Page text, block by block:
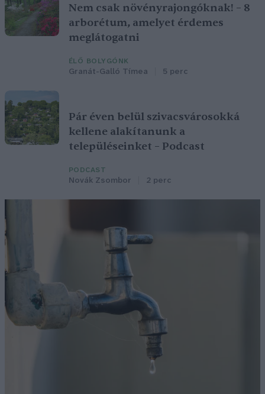
Nem csak növényrajongóknak! – 8
arborétum, amelyet érdemes
meglátogatni
ÉLŐ BOLYGÓNK
Granát-Galló Tímea 5 perc
Pár éven belül szivacsvárosokká
kellene alakítanunk a
településeinket – Podcast
PODCAST
Novák Zsombor 2 perc